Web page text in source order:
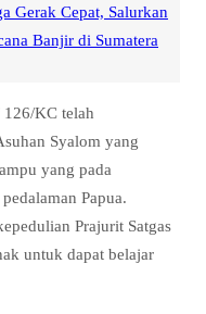
Gerak Cepat, Salurkan
Banjir di Sumatera
126/KC telah
Syalom yang
yang pada
Papua.
Prajurit Satgas
untuk dapat belajar